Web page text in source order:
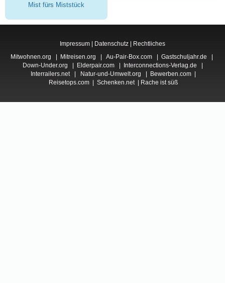
Mist fürs Miststück
Impressum | Datenschutz | Rechtliches
Mitwohnen.org
Mitreisen.org Au-Pair-Box.com Gastschuljahr.de
Down-Under.org
Elderpair.com| Interconnections-Verlag.de
Interrailers.net| Natur-und-Umwelt.org Bewerben.com
Reisetops.com
Schenken.net| Rache ist süß